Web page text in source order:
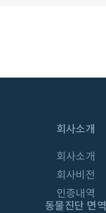
회사소개
회사소개
회사비전
인증내역
동물진단 면역